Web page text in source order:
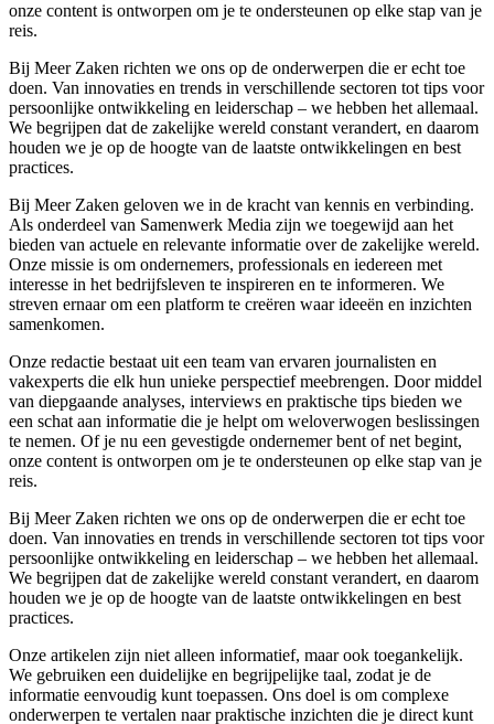
onze content is ontworpen om je te ondersteunen op elke stap van je
reis.
Bij Meer Zaken richten we ons op de onderwerpen die er echt toe
doen. Van innovaties en trends in verschillende sectoren tot tips voor
persoonlijke ontwikkeling en leiderschap – we hebben het allemaal.
We begrijpen dat de zakelijke wereld constant verandert, en daarom
houden we je op de hoogte van de laatste ontwikkelingen en best
practices.
Bij Meer Zaken geloven we in de kracht van kennis en verbinding.
Als onderdeel van Samenwerk Media zijn we toegewijd aan het
bieden van actuele en relevante informatie over de zakelijke wereld.
Onze missie is om ondernemers, professionals en iedereen met
interesse in het bedrijfsleven te inspireren en te informeren. We
streven ernaar om een platform te creëren waar ideeën en inzichten
samenkomen.
Onze redactie bestaat uit een team van ervaren journalisten en
vakexperts die elk hun unieke perspectief meebrengen. Door middel
van diepgaande analyses, interviews en praktische tips bieden we
een schat aan informatie die je helpt om weloverwogen beslissingen
te nemen. Of je nu een gevestigde ondernemer bent of net begint,
onze content is ontworpen om je te ondersteunen op elke stap van je
reis.
Bij Meer Zaken richten we ons op de onderwerpen die er echt toe
doen. Van innovaties en trends in verschillende sectoren tot tips voor
persoonlijke ontwikkeling en leiderschap – we hebben het allemaal.
We begrijpen dat de zakelijke wereld constant verandert, en daarom
houden we je op de hoogte van de laatste ontwikkelingen en best
practices.
Onze artikelen zijn niet alleen informatief, maar ook toegankelijk.
We gebruiken een duidelijke en begrijpelijke taal, zodat je de
informatie eenvoudig kunt toepassen. Ons doel is om complexe
onderwerpen te vertalen naar praktische inzichten die je direct kunt